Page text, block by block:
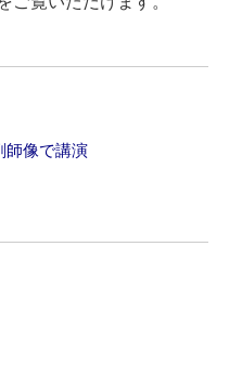
師像で講演